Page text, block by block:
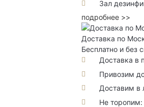
Зал
подробнее >>
Доставка по
Бесплатно и без
Доставка в
Привозим
Доставим в
Не